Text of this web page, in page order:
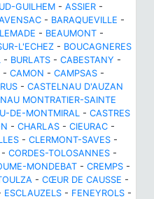
GUILHEM - ASSIER -
- BARAQUEVILLE -
- BEAUMONT -
L'ECHEZ - BOUCAGNERES
- BURLATS - CABESTANY -
- CAMON - CAMPSAS -
- CASTELNAU D'AUZAN
MONTRATIER-SAINTE
DE-MONTMIRAL - CASTRES
- CHARLAS - CIEURAC -
- CLERMONT-SAVES -
- CORDES-TOLOSANNES -
MONDEBAT - CREMPS -
- CŒUR DE CAUSSE -
ESCLAUZELS - FENEYROLS -